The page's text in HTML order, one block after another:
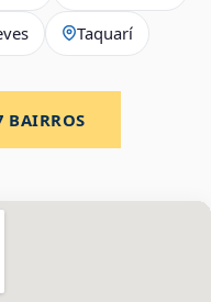
Taquarí
BAIRROS